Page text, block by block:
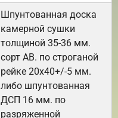
Шпунтованная доска
камерной сушки
толщиной 35-36 мм.
сорт АВ. по строганой
рейке 20х40+/-5 мм.
либо шпунтованная
ДСП 16 мм. по
разряженной